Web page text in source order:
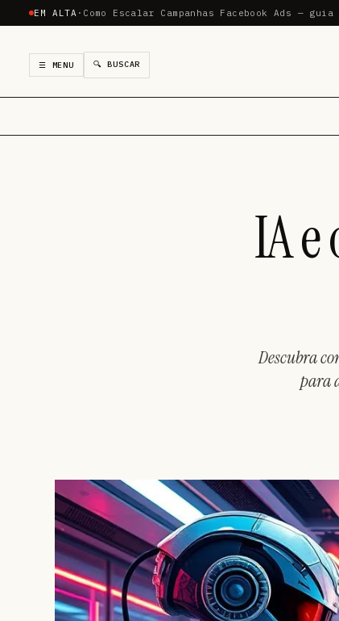
EM ALTA · Como Escalar Campanhas Facebook Ads — guia
☰ MENU 🔍 BUSCAR
IA
Descubra
para